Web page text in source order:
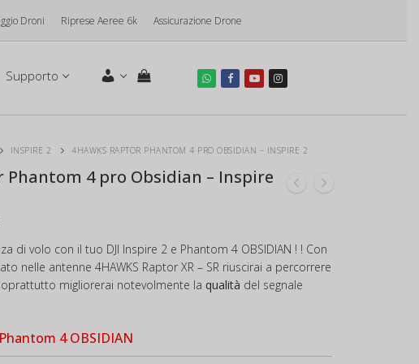
Droni Riprese Aeree 6k Assicurazione Drone
Supporto
INSPIRE 2 4HAWKS RAPTOR PHANTOM 4 PRO OBSIDIAN – INSPIRE 2
Phantom 4 pro Obsidian – Inspire
149,00€
di volo con il tuo DJI Inspire 2 e Phantom 4 OBSIDIAN ! ! Con
nelle antenne 4HAWKS Raptor XR – SR riuscirai a percorrere
migliorerai notevolmente la qualità del segnale
4 OBSIDIAN